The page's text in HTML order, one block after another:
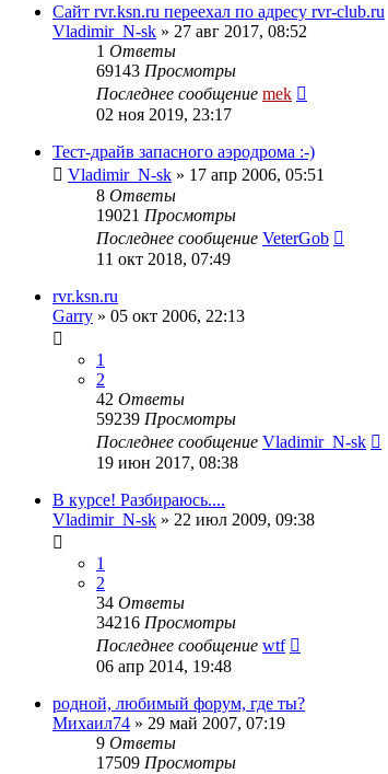
Сайт rvr.ksn.ru переехал по адресу rvr-club.ru
Vladimir_N-sk » 27 авг 2017, 08:52
1 Ответы
69143 Просмотры
Последнее сообщение mek
02 ноя 2019, 23:17
Тест-драйв запасного аэродрома :-)
Vladimir_N-sk » 17 апр 2006, 05:51
8 Ответы
19021 Просмотры
Последнее сообщение VeterGob
11 окт 2018, 07:49
rvr.ksn.ru
Garry » 05 окт 2006, 22:13
1
2
42 Ответы
59239 Просмотры
Последнее сообщение Vladimir_N-sk
19 июн 2017, 08:38
В курсе! Разбираюсь....
Vladimir_N-sk » 22 июл 2009, 09:38
1
2
34 Ответы
34216 Просмотры
Последнее сообщение wtf
06 апр 2014, 19:48
родной, любимый форум, где ты?
Михаил74 » 29 май 2007, 07:19
9 Ответы
17509 Просмотры